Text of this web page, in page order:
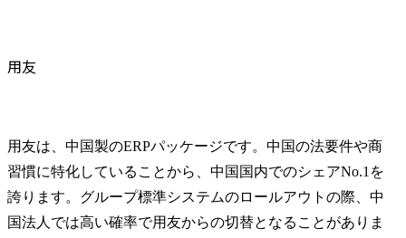
用友
用友は、中国製のERPパッケージです。中国の法要件や商
習慣に特化していることから、中国国内でのシェアNo.1を
誇ります。グループ標準システムのロールアウトの際、中
国法人では高い確率で用友からの切替となることがありま